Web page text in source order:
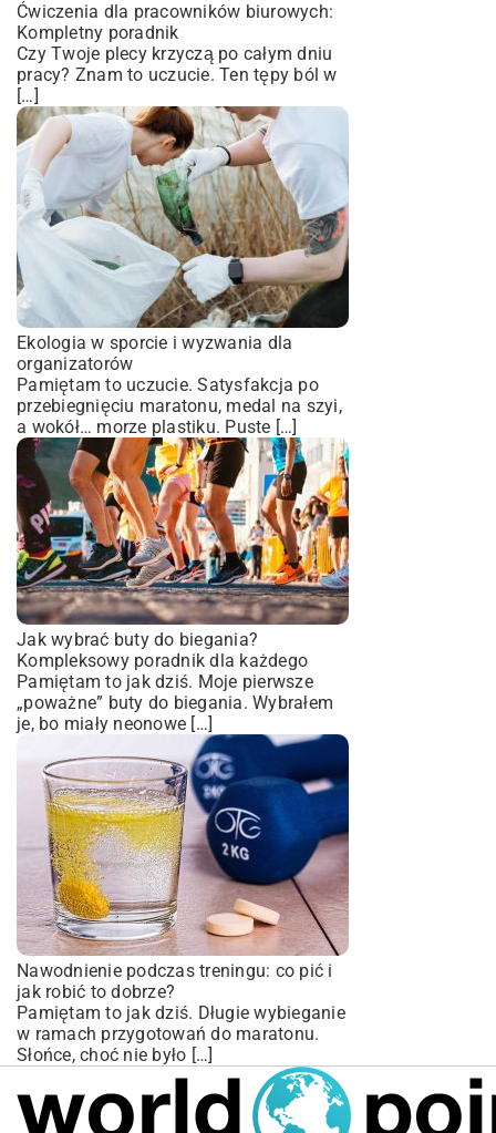
Ćwiczenia dla pracowników biurowych:
Kompletny poradnik
Czy Twoje plecy krzyczą po całym dniu
pracy? Znam to uczucie. Ten tępy ból w
[…]
Ekologia w sporcie i wyzwania dla
organizatorów
Pamiętam to uczucie. Satysfakcja po
przebiegnięciu maratonu, medal na szyi,
a wokół… morze plastiku. Puste […]
Jak wybrać buty do biegania?
Kompleksowy poradnik dla każdego
Pamiętam to jak dziś. Moje pierwsze
„poważne” buty do biegania. Wybrałem
je, bo miały neonowe […]
Nawodnienie podczas treningu: co pić i
jak robić to dobrze?
Pamiętam to jak dziś. Długie wybieganie
w ramach przygotowań do maratonu.
Słońce, choć nie było […]